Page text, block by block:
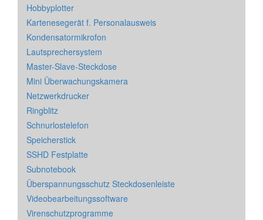
Hobbyplotter
Kartenesegerät f. Personalausweis
Kondensatormikrofon
Lautsprechersystem
Master-Slave-Steckdose
Mini Überwachungskamera
Netzwerkdrucker
Ringblitz
Schnurlostelefon
Speicherstick
SSHD Festplatte
Subnotebook
Überspannungsschutz Steckdosenleiste
Videobearbeitungssoftware
Virenschutzprogramme